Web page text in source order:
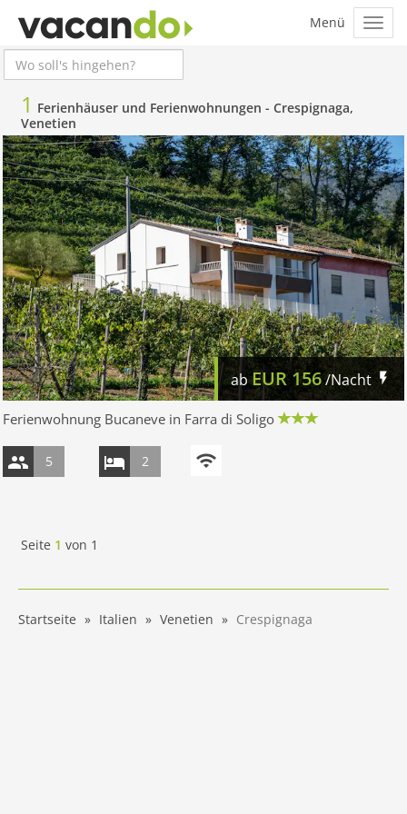
1 Ferienhäuser und Ferienwohnungen - Crespignaga,
Venetien
abEUR 156/Nacht
Ferienwohnung Bucaneve in Farra di Soligo
5 2
Seite 1 von 1
Startseite Italien Venetien Crespignaga